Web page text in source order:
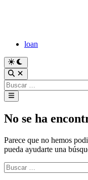
loan
Cambiar
a
modo
oscuro
Abrir
búsqueda
Buscar:
Menú
principal
No se ha
Parece que no hemos
pueda ayudarte una
Buscar: